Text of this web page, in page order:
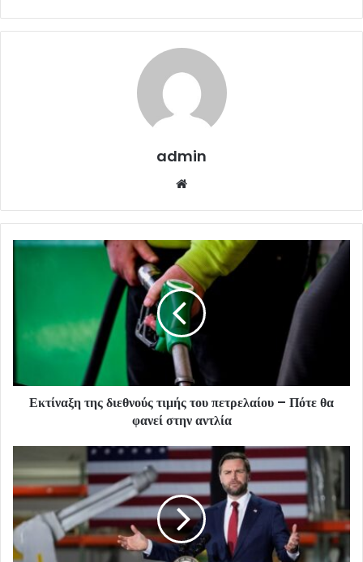
admin
Εκτίναξη της διεθνούς τιμής του πετρελαίου – Πότε θα
φανεί στην αντλία